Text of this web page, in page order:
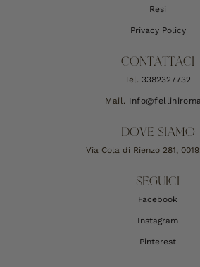
Resi
Privacy Policy
CONTATTACI
Tel. 3382327732
Mail.
DOVE SIAMO
Via Cola di Rienzo 281,
SEGUICI
Facebook
Instagram
Pinterest